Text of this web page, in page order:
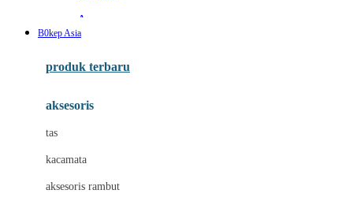
Awan
Baabaasheepz
Baby Dove
Baby Jogger
B0kep Asia
produk terbaru
aksesoris
tas
kacamata
aksesoris rambut